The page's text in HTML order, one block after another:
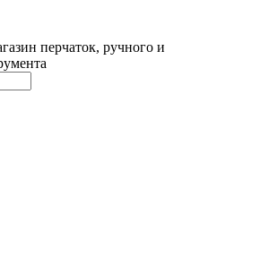
перчаток, ручного и